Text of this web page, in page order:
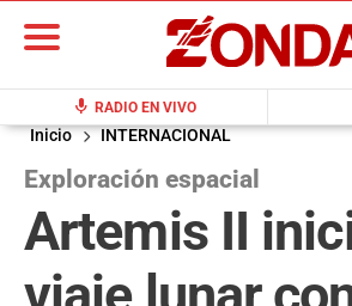
mic RADIO EN VIVO
Inicio INTERNACIONAL
Exploración espacial
Artemis II